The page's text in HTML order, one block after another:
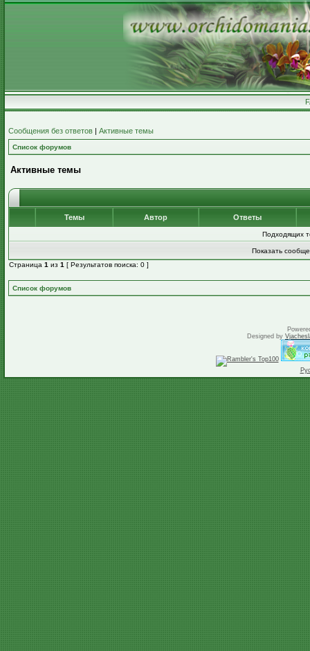
Сообщения без ответов | Активные темы
Список форумов
Активные темы
Темы Автор Ответы
Подходящих
Показать
Страница 1 из 1 [ Результатов поиска: 0 ]
Список форумов
Designed by